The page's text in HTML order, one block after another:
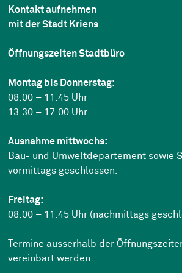
Kontakt aufnehmen
mit der Stadt Kriens
Öffnungszeiten Stadtbüro
Montag bis Donnerstag:
08.00 – 11.45 Uhr
13.30 – 17.00 Uhr
Ausnahme mittwochs:
Bau- und Umweltdepartement sowie
vormittags geschlossen.
Freitag:
08.00 – 11.45 Uhr (nachmittags
Termine ausserhalb der
vereinbart werden.